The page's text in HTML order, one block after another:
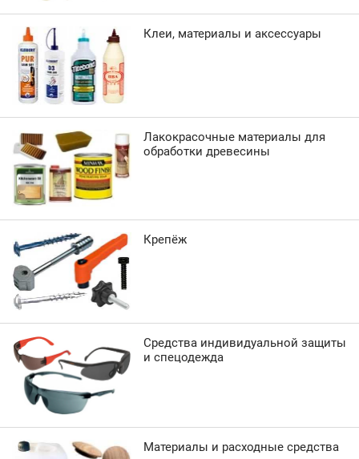
Клеи, материалы и аксессуары
Лакокрасочные материалы для
обработки древесины
Крепёж
Средства индивидуальной защиты
и спецодежда
Материалы и расходные средства